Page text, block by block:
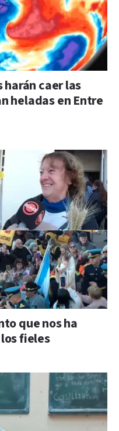
caer las
heladas en Entre
que nos ha
fieles